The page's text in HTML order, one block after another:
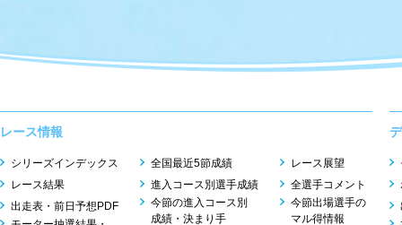
レース情報
シリーズインデックス
レース結果
出走表・前日予想PDF
全国最近5節成績
進入コース別選手成績
今節の進入コース別
成績・決まり手
レース展望
全選手コメント
今節出場選手の
マル得情報